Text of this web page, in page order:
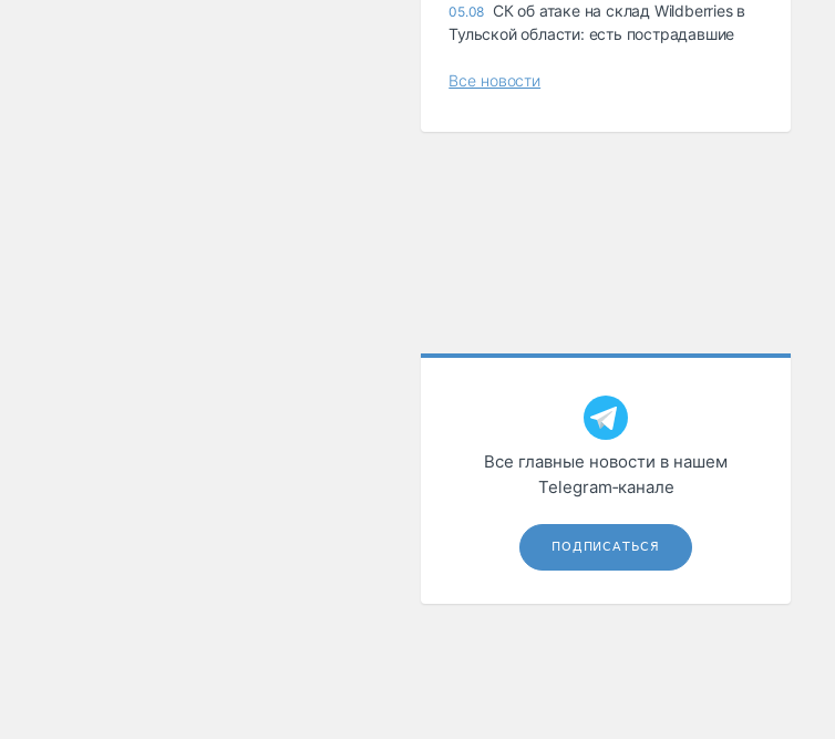
05.08 СК об атаке на склад Wildberries в
Тульской области: есть пострадавшие
Все новости
Все главные новости в нашем
Telegram‑канале
ПОДПИСАТЬСЯ